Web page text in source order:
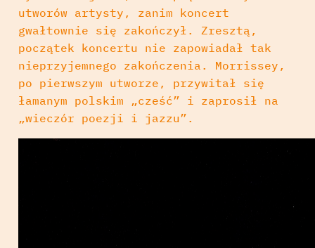
utworów artysty, zanim koncert
gwałtownie się zakończył. Zresztą,
początek koncertu nie zapowiadał tak
nieprzyjemnego zakończenia. Morrissey,
po pierwszym utworze, przywitał się
łamanym polskim „cześć” i zaprosił na
„wieczór poezji i jazzu”.